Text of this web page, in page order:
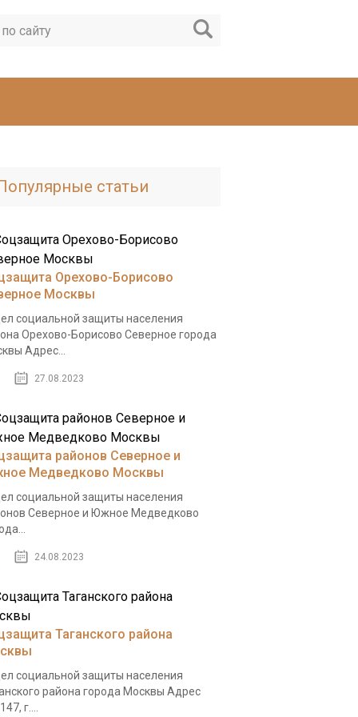
статьи
Орехово-Борисово
Москвы
социальной защиты населения
Орехово-Борисово Северное города
Адрес...
27.08.2023
районов Северное и
Медведково Москвы
социальной защиты населения
Северное и Южное Медведково
24.08.2023
Таганского района
социальной защиты населения
района города Москвы Адрес
г....